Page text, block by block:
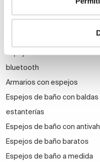
bluetooth
Armarios con espejos
Espejos de baño con baldas
estanterías
Espejos de baño con
Espejos de baño baratos
Espejos de baño a medida